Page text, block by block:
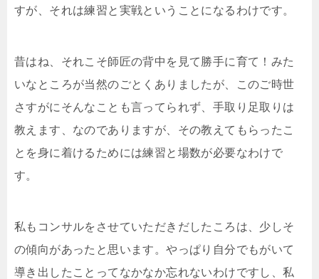
すが、それは練習と実戦ということになるわけです。
昔はね、それこそ師匠の背中を見て勝手に育て！みた
いなところが当然のごとくありましたが、このご時世
さすがにそんなことも言ってられず、手取り足取りは
教えます、なのでありますが、その教えてもらったこ
とを身に着けるためには練習と場数が必要なわけで
す。
私もコンサルをさせていただきだしたころは、少しそ
の傾向があったと思います。やっぱり自分でもがいて
導き出したことってなかなか忘れないわけですし、私